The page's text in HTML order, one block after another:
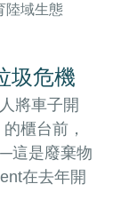
陸域生態
圾危機
將車子開
櫃台前，
這是廢棄物
在去年開